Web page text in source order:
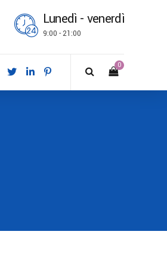
Lunedì - venerdì
9:00 - 21:00
0